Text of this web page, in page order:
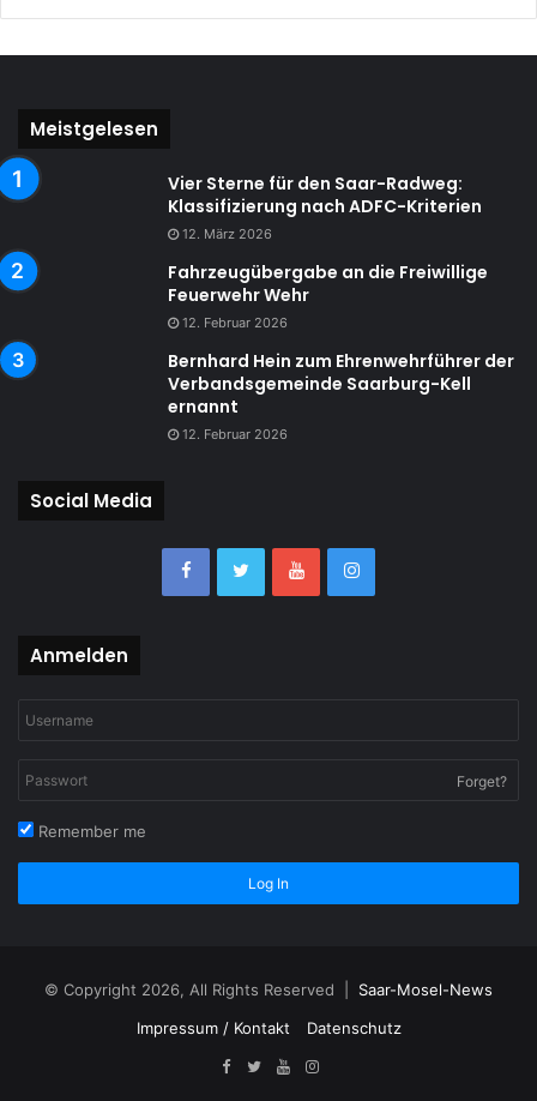
Meistgelesen
Vier Sterne für den Saar-Radweg:
Klassifizierung nach ADFC-Kriterien
12. März 2026
Fahrzeugübergabe an die Freiwillige
Feuerwehr Wehr
12. Februar 2026
Bernhard Hein zum Ehrenwehrführer der
Verbandsgemeinde Saarburg-Kell
ernannt
12. Februar 2026
Social Media
Anmelden
Forget?
Remember me
Log In
© Copyright 2026, All Rights Reserved | Saar-Mosel-News
Impressum / Kontakt
Datenschutz